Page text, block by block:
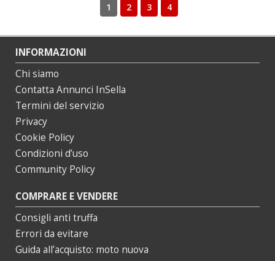
1 2 3 4
INFORMAZIONI
Chi siamo
Contatta Annunci InSella
Termini del servizio
Privacy
Cookie Policy
Condizioni d’uso
Community Policy
COMPRARE E VENDERE
Consigli anti truffa
Errori da evitare
Guida all’acquisto: moto nuova